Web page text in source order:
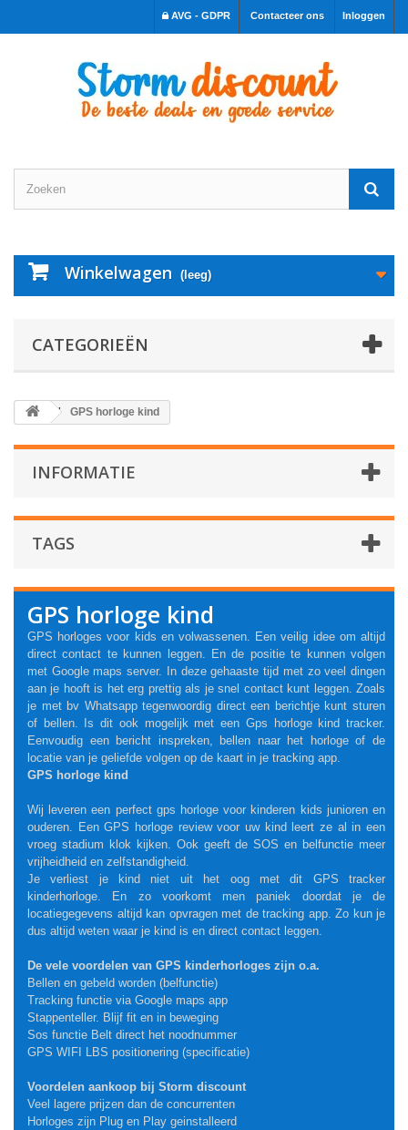
Inloggen
Contacteer ons
AVG - GDPR
Winkelwagen (leeg)
CATEGORIEËN
GPS horloge kind
INFORMATIE
TAGS
GPS horloge kind
GPS horloges voor kids en volwassenen. Een veilig idee om altijd
direct contact te kunnen leggen. En de positie te kunnen volgen
met Google maps server. In deze gehaaste tijd met zo veel dingen
aan je hooft is het erg prettig als je snel contact kunt leggen. Zoals
je met bv Whatsapp tegenwoordig direct een berichtje kunt sturen
of bellen. Is dit ook mogelijk met een Gps horloge kind tracker.
Eenvoudig een bericht inspreken, bellen naar het horloge of de
locatie van je geliefde volgen op de kaart in je tracking app.
GPS horloge kind
Wij leveren een perfect gps horloge voor kinderen kids junioren en
ouderen. Een GPS horloge review voor uw kind leert ze al in een
vroeg stadium klok kijken. Ook geeft de SOS en belfunctie meer
vrijheidheid en zelfstandigheid.
Je verliest je kind niet uit het oog met dit GPS tracker
kinderhorloge. En zo voorkomt men paniek doordat je de
locatiegegevens altijd kan opvragen met de tracking app. Zo kun je
dus altijd weten waar je kind is en direct contact leggen.
De vele voordelen van GPS kinderhorloges zijn o.a.
Bellen en gebeld worden (belfunctie)
Tracking functie via Google maps app
Stappenteller. Blijf fit en in beweging
Sos functie Belt direct het noodnummer
GPS WIFI LBS positionering (specificatie)
Voordelen aankoop bij Storm discount
Veel lagere prijzen dan de concurrenten
Horloges zijn Plug en Play geinstalleerd